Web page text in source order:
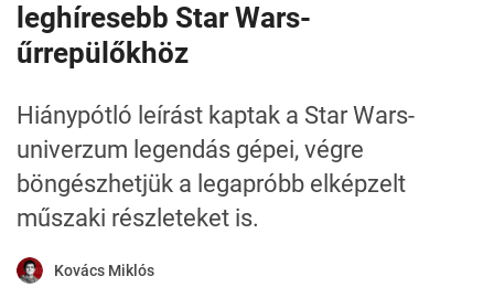
leghíresebb Star Wars-
űrrepülőkhöz
Hiánypótló leírást kaptak a Star Wars-
univerzum legendás gépei, végre
böngészhetjük a legapróbb elképzelt
műszaki részleteket is.
Kovács Miklós